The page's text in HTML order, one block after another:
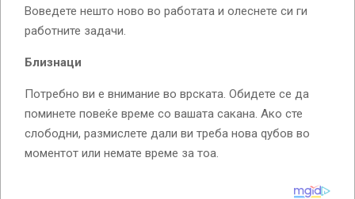
Воведете нешто ново во работата и олеснете си ги
работните задачи.
Близнаци
Потребно ви е внимание во врската. Обидете се да
поминете повеќе време со вашата сакана. Ако сте
слободни, размислете дали ви треба нова qубов во
моментот или немате време за тоа.